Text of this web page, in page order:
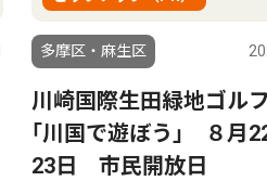
多摩区・麻生区
川崎国際生田緑地ゴル
｢川国で遊ぼう｣ ８月22
23日 市民開放日